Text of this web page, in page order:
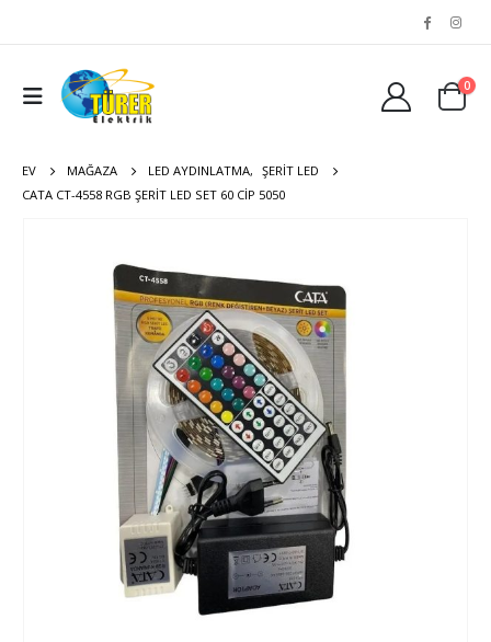
0
EV MAĞAZA LED AYDINLATMA, ŞERIT LED
CATA CT-4558 RGB ŞERIT LED SET 60 CIP 5050